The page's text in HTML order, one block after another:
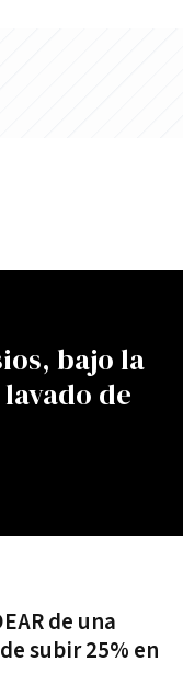
bajo la
de
de una
subir 25% en